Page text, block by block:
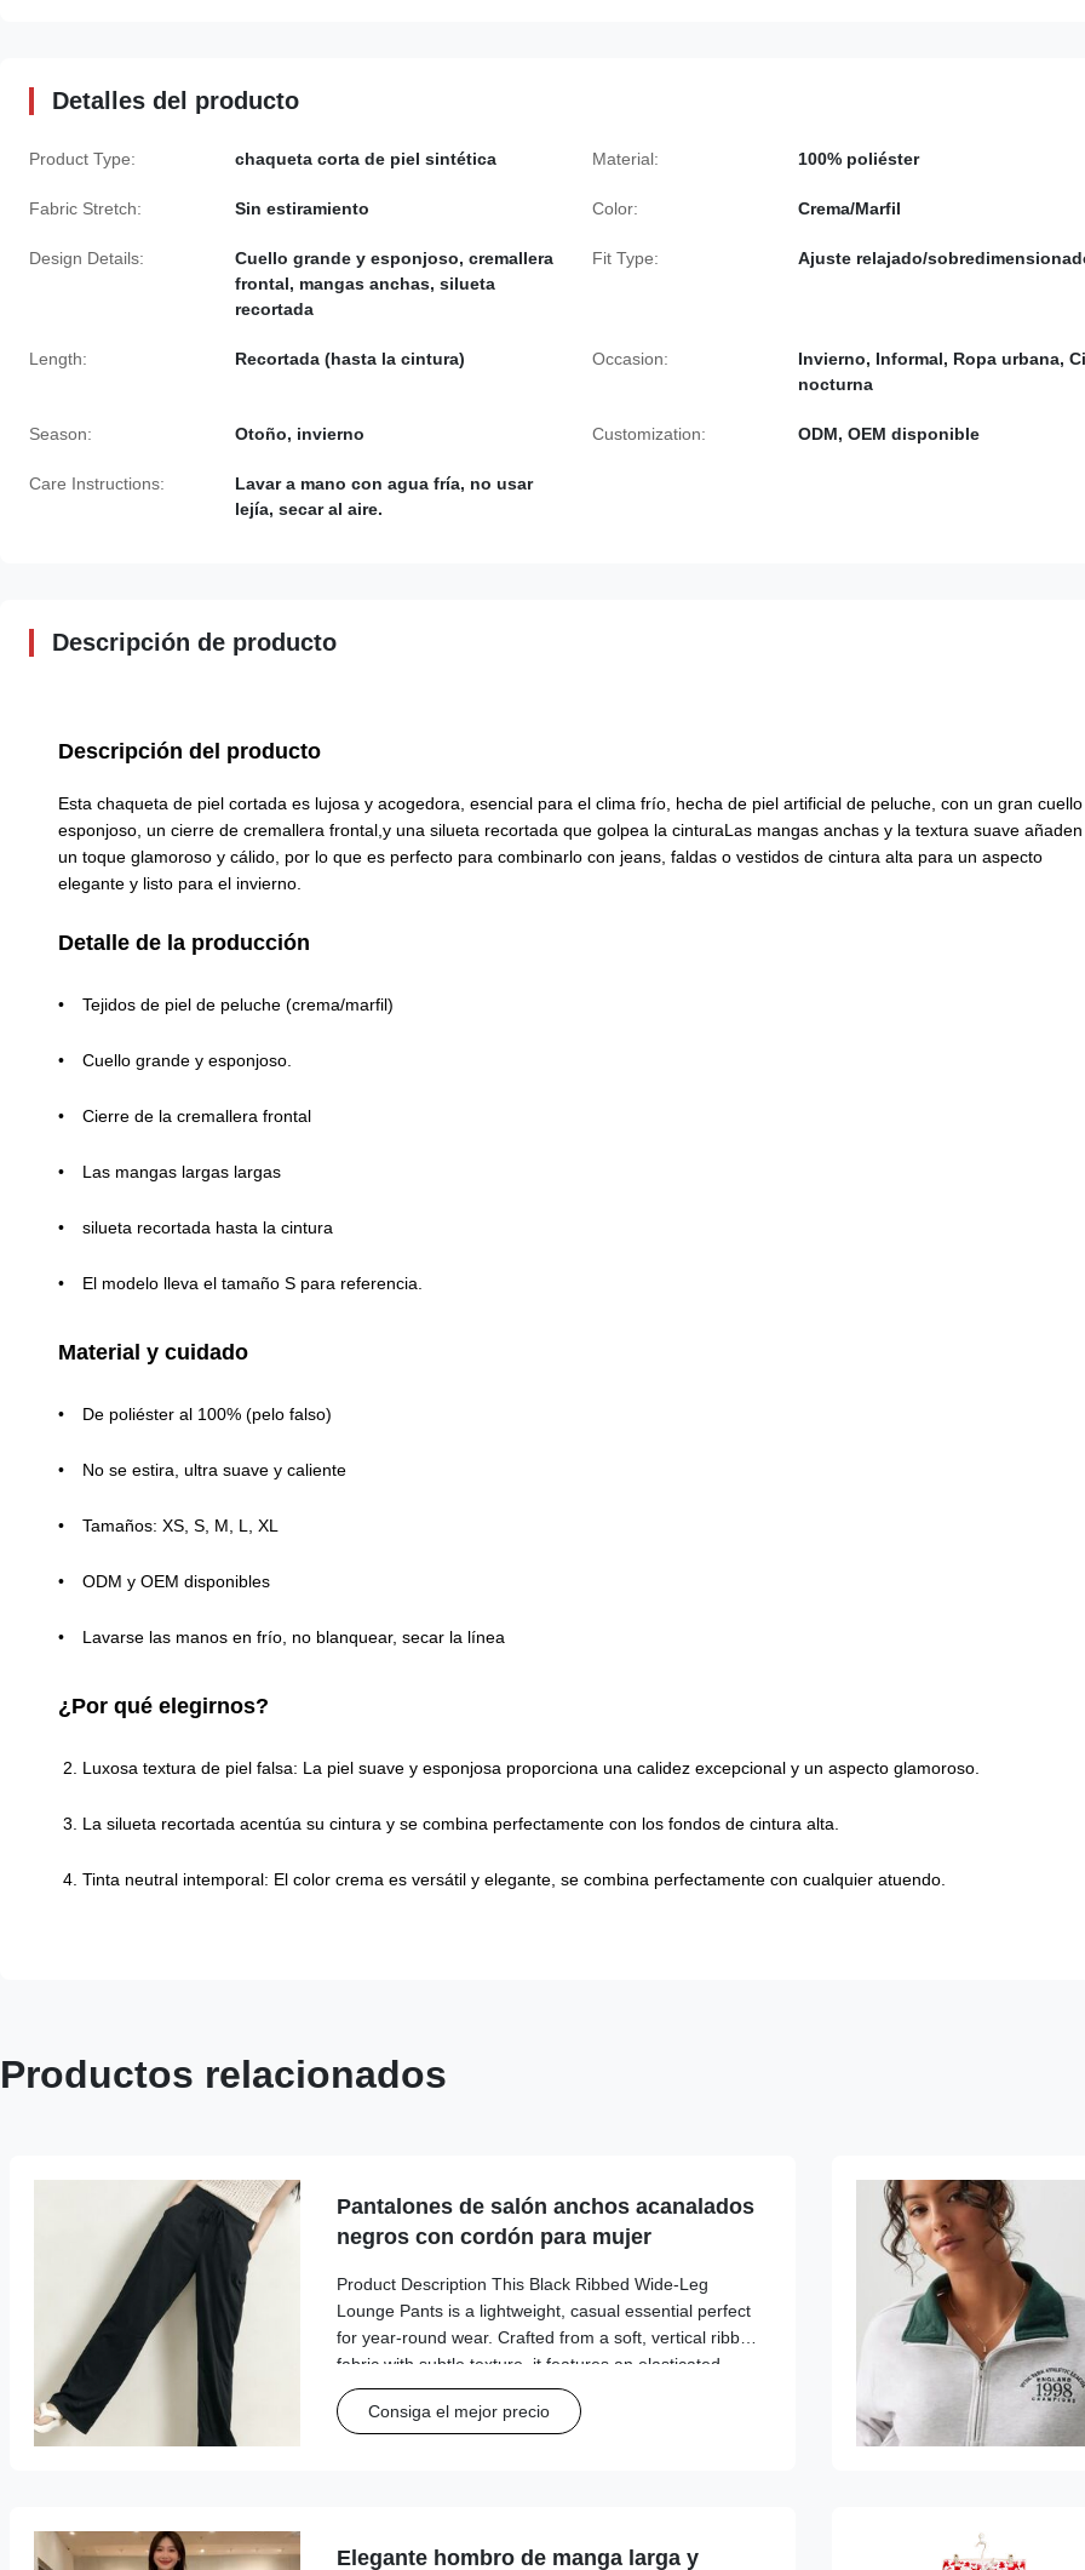
Detalles del producto
Product Type: chaqueta corta de piel sintética Material: 100% poliéster
Fabric Stretch: Sin estiramiento Color: Crema/Marfil
Design Details:
Cuello grande y esponjoso, cremallera
frontal, mangas anchas, silueta
recortada
Fit Type: Ajuste relajado/
Length: Recortada (hasta la cintura) Occasion:
Invierno, Informal, Ropa urbana,
nocturna
Season: Otoño, invierno Customization: ODM, OEM disponible
Care Instructions:
Lavar a mano con agua fría, no usar
lejía, secar al aire.
Descripción de producto
Descripción del producto
Esta chaqueta de piel cortada es lujosa y acogedora, esencial para el clima frío, hecha de piel artificial de peluche, con un gran cuello
esponjoso, un cierre de cremallera frontal,y una silueta recortada que golpea la cinturaLas mangas anchas y la textura suave añaden
un toque glamoroso y cálido, por lo que es perfecto para combinarlo con jeans, faldas o vestidos de cintura alta para un aspecto
elegante y listo para el invierno.
Detalle de la producción
Tejidos de piel de peluche (crema/marfil)
Cuello grande y esponjoso.
Cierre de la cremallera frontal
Las mangas largas largas
silueta recortada hasta la cintura
El modelo lleva el tamaño S para referencia.
Material y cuidado
De poliéster al 100% (pelo falso)
No se estira, ultra suave y caliente
Tamaños: XS, S, M, L, XL
ODM y OEM disponibles
Lavarse las manos en frío, no blanquear, secar la línea
¿Por qué elegirnos?
Luxosa textura de piel falsa: La piel suave y esponjosa proporciona una calidez excepcional y un aspecto glamoroso.
La silueta recortada acentúa su cintura y se combina perfectamente con los fondos de cintura alta.
Tinta neutral intemporal: El color crema es versátil y elegante, se combina perfectamente con cualquier atuendo.
Productos relacionados
Pantalones de salón anchos acanalados
negros con cordón para mujer
Product Description This Black Ribbed Wide-Leg
Lounge Pants is a lightweight, casual essential perfect
for year-round wear. Crafted from a soft, vertical ribbed
fabric with subtle texture, it features an elasticated
waistband with a drawstring tie for a customizable fit,
functional side pockets, and a relaxed wide-leg
Consiga el mejor precio
Elegante hombro de manga larga y